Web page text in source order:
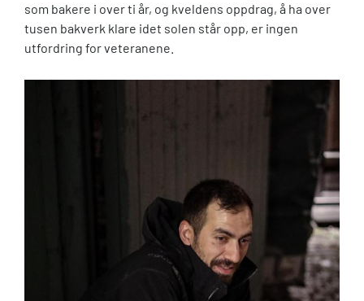
som bakere i over ti år, og kveldens oppdrag, å ha over
tusen bakverk klare idet solen står opp, er ingen
utfordring for veteranene.